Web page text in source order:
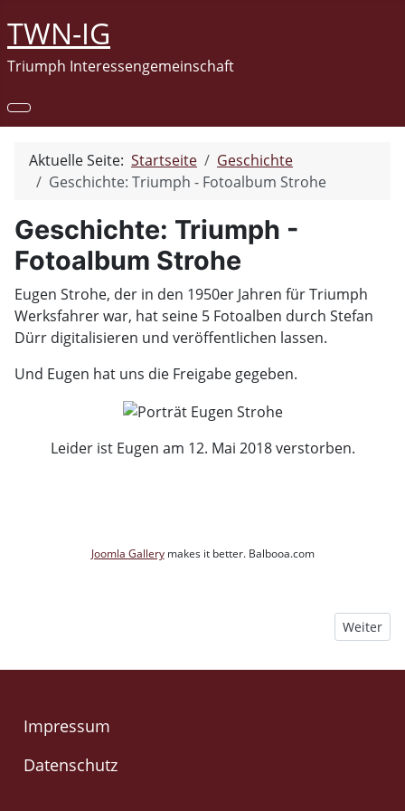
TWN-IG
Triumph Interessengemeinschaft
Aktuelle Seite: Startseite
Geschichte
Geschichte: Triumph - Fotoalbum Strohe
Geschichte: Triumph -
Fotoalbum Strohe
Eugen Strohe, der in den 1950er Jahren für Triumph
Werksfahrer war, hat seine 5 Fotoalben durch Stefan
Dürr digitalisieren und veröffentlichen lassen.
Und Eugen hat uns die Freigabe gegeben.
Leider ist Eugen am 12. Mai 2018 verstorben.
Joomla Gallerymakes it better. Balbooa.com
Nächster
Weiter
Impressum
Datenschutz